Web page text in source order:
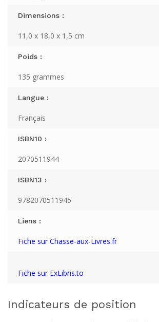
Dimensions :
11,0 x 18,0 x 1,5 cm
Poids :
135 grammes
Langue :
Français
ISBN10 :
2070511944
ISBN13 :
9782070511945
Liens :
Fiche sur Chasse-aux-Livres.fr
Fiche sur ExLibris.to
Indicateurs de position